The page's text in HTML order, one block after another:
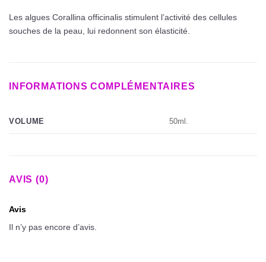
Les algues Corallina officinalis stimulent l’activité des cellules
souches de la peau, lui redonnent son élasticité.
INFORMATIONS COMPLÉMENTAIRES
VOLUME 50ml.
AVIS (0)
Avis
Il n’y pas encore d’avis.